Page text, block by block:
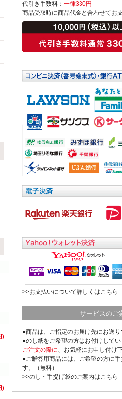
)
)
代引き手数料： 一律330円
商品受取時に商品代金と合わせてお
>>お支払いについて詳しくはこちら
サービスのご
●商品は、ご指定のお届け先にお送
●のし紙をご希望の方はお付けして
ご注文の際に、お気軽にお申し付け
●ご贈答用商品には、ご希望の方に
す。（無料）
>>のし・手提げ袋のご案内はこちら